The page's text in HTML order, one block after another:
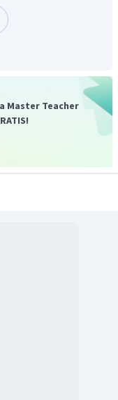
m.
Master Teacher